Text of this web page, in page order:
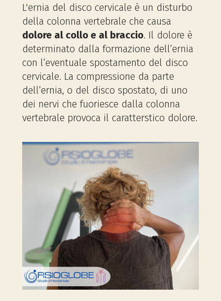
L'ernia del disco cervicale è un disturbo
della colonna vertebrale che causa
dolore al collo e al braccio. Il dolore è
determinato dalla formazione dell’ernia
con l’eventuale spostamento del disco
cervicale. La compressione da parte
dell’ernia, o del disco spostato, di uno
dei nervi che fuoriesce dalla colonna
vertebrale provoca il caratterstico dolore.